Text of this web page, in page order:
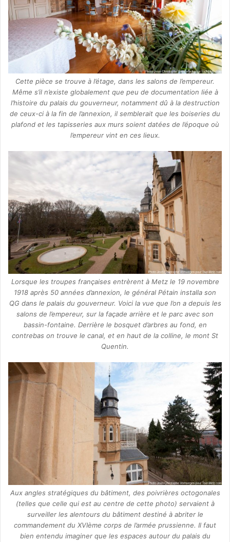
Cette pièce se trouve à l’étage, dans les salons de l’empereur.
Même s’il n’existe globalement que peu de documentation liée à
l’histoire du palais du gouverneur, notamment dû à la destruction
de ceux-ci à la fin de l’annexion, il semblerait que les boiseries du
plafond et les tapisseries aux murs soient datées de l’époque où
l’empereur vint en ces lieux.
Lorsque les troupes françaises entrèrent à Metz le 19 novembre
1918 après 50 années d’annexion, le général Pétain installa son
QG dans le palais du gouverneur. Voici la vue que l’on a depuis les
salons de l’empereur, sur la façade arrière et le parc avec son
bassin-fontaine. Derrière le bosquet d’arbres au fond, en
contrebas on trouve le canal, et en haut de la colline, le mont St
Quentin.
Aux angles stratégiques du bâtiment, des poivrières octogonales
(telles que celle qui est au centre de cette photo) servaient à
surveiller les alentours du bâtiment destiné à abriter le
commandement du XVIème corps de l’armée prussienne. Il faut
bien entendu imaginer que les espaces autour du palais du